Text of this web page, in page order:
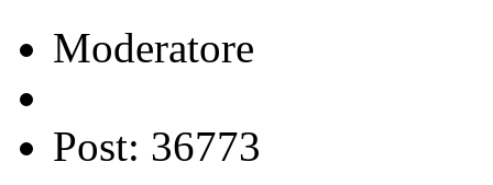
Moderatore
Post: 36773